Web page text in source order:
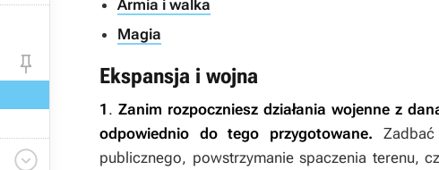


Armia i walka
Magia
Ekspansja i wojna
1 . Zanim rozpoczniesz działania wojenne z
odpowiednio do tego przygotowane.
publicznego, powstrzymanie spaczenia terenu,